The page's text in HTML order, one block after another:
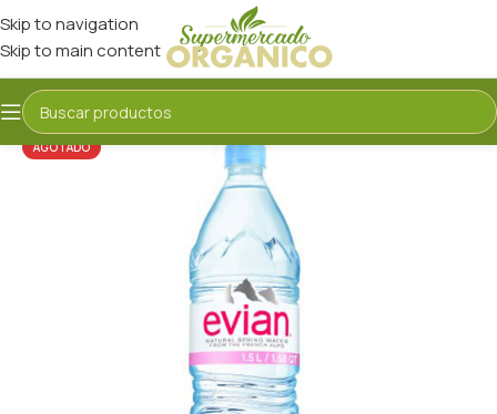
Skip to navigation
Skip to main content
AGOTADO